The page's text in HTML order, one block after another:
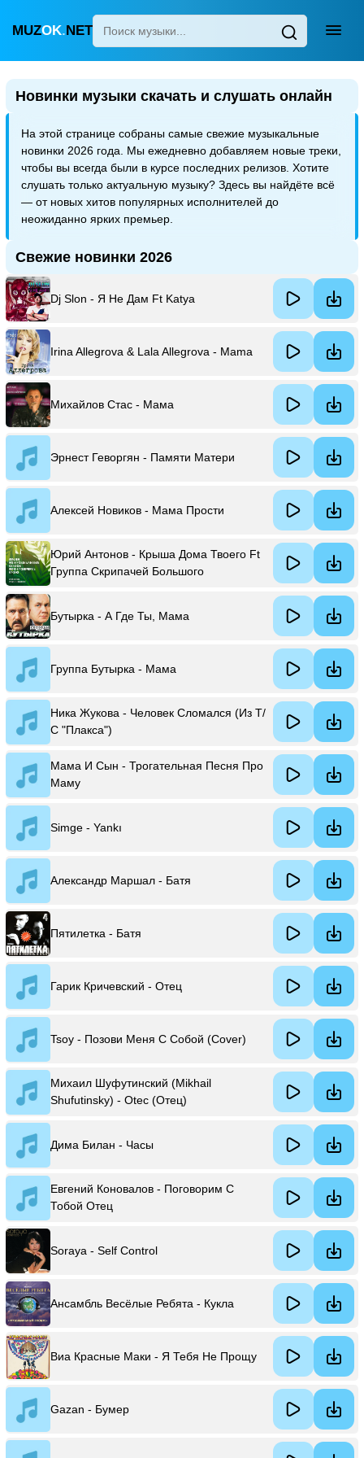
MUZOK.NET
Главная
Новинки
Поп
Детские песни
Для сна
Украинская
Новинки музыки скачать и слушать онлайн
На этой странице собраны самые свежие музыкальные
новинки 2026 года. Мы ежедневно добавляем новые треки,
чтобы вы всегда были в курсе последних релизов. Хотите
слушать только актуальную музыку? Здесь вы найдёте всё
— от новых хитов популярных исполнителей до
неожиданно ярких премьер.
Свежие новинки 2026
Dj Slon - Я Не Дам Ft Katya
Irina Allegrova & Lala Allegrova - Mama
Михайлов Стас - Мама
Эрнест Геворгян - Памяти Матери
Алексей Новиков - Мама Прости
Юрий Антонов - Крыша Дома Твоего Ft
Группа Скрипачей Большого
Динамик
Бутырка - А Где Ты, Мама
Группа Бутырка - Мама
Ника Жукова - Человек Сломался (Из Т/
С "Плакса")
Мама И Сын - Трогательная Песня Про
Маму
Simge - Yankı
Александр Маршал - Батя
Пятилетка - Батя
Гарик Кричевский - Отец
Tsoy - Позови Меня С Собой (Cover)
Михаил Шуфутинский (Mikhail
Shufutinsky) - Otec (Отец)
Дима Билан - Часы
Евгений Коновалов - Поговорим С
Тобой Отец
Soraya - Self Control
Ансамбль Весёлые Ребята - Кукла
Виа Красные Маки - Я Тебя Не Прощу
Gazan - Бумер